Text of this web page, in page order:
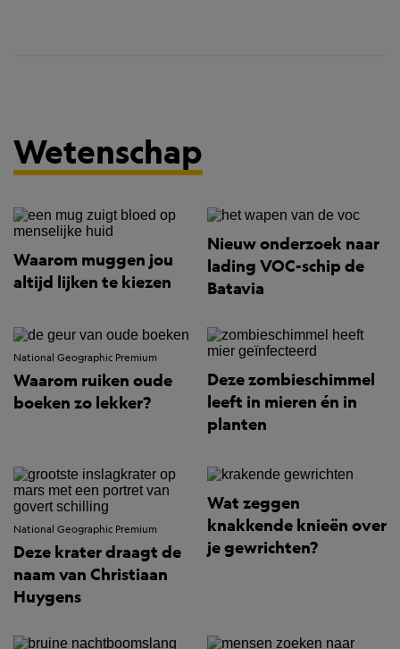
Wetenschap
Waarom muggen jou
altijd lijken te kiezen
Nieuw onderzoek naar
lading VOC-schip de
Batavia
National Geographic Premium
Waarom ruiken oude
boeken zo lekker?
Deze zombieschimmel
leeft in mieren én in
planten
National Geographic Premium
Deze krater draagt de
naam van Christiaan
Huygens
Wat zeggen
knakkende knieën over
je gewrichten?